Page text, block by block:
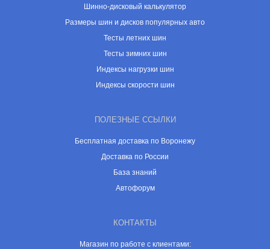
Шинно-дисковый калькулятор
Размеры шин и дисков популярных авто
Тесты летних шин
Тесты зимних шин
Индексы нагрузки шин
Индексы скорости шин
ПОЛЕЗНЫЕ ССЫЛКИ
Бесплатная доставка по Воронежу
Доставка по России
База знаний
Автофорум
КОНТАКТЫ
Магазин по работе с клиентами: